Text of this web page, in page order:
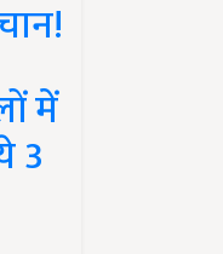
में
3